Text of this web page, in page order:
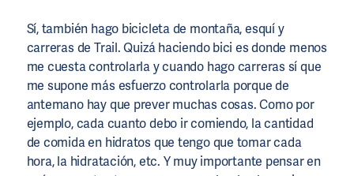
Sí, también hago bicicleta de montaña, esquí y
carreras de Trail. Quizá haciendo bici es donde menos
me cuesta controlarla y cuando hago carreras sí que
me supone más esfuerzo controlarla porque de
antemano hay que prever muchas cosas. Como por
ejemplo, cada cuanto debo ir comiendo, la cantidad
de comida en hidratos que tengo que tomar cada
hora, la hidratación, etc. Y muy importante pensar en